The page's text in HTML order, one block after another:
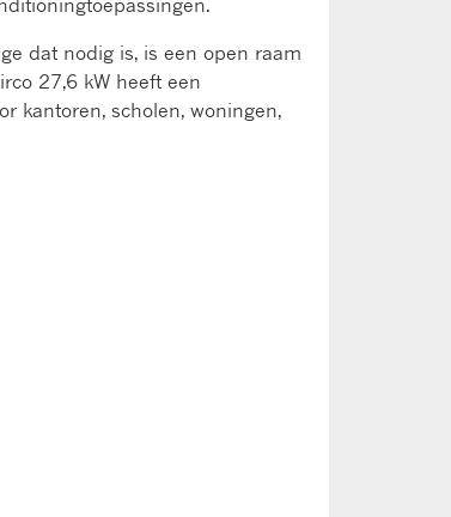
dat nodig is, is een open raam
27,6 kW heeft een
kantoren, scholen, woningen,